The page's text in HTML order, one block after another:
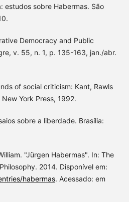
estudos sobre Habermas. São
Democracy and Public
v. 55, n. 1, p. 135-163, jan./abr.
of social criticism: Kant, Rawls
York Press, 1992.
sobre a liberdade. Brasília:
"Jürgen Habermas". In: The
2014. Disponível em:
habermas. Acessado: em